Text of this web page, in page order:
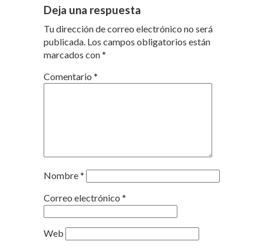
Deja una respuesta
Tu dirección de correo electrónico no será
publicada. Los campos obligatorios están
marcados con*
Comentario *
Nombre*
Correo electrónico *
Web